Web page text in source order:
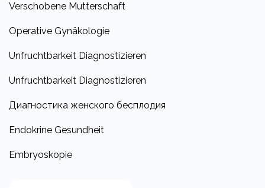
Verschobene Mutterschaft
Operative Gynäkologie
Unfruchtbarkeit Diagnostizieren
Unfruchtbarkeit Diagnostizieren
Диагностика женского бесплодия
Endokrine Gesundheit
Embryoskopie